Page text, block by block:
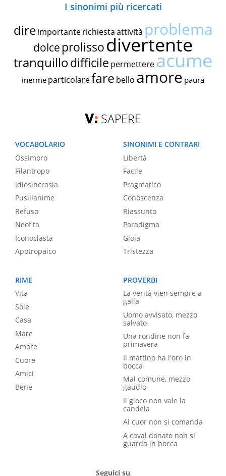
I sinonimi più ricercati
dire importante richiestaattività problema
dolce prolissodivertente
tranquillodifficile permettereacume
inerme particolarefare bello amore paura
SAPERE
VOCABOLARIO
Ossimoro
Filantropo
Idiosincrasia
Pusillanime
Refuso
Neofita
Iconoclasta
Apotropaico
SINONIMI E CONTRARI
Libertà
Facile
Pragmatico
Conoscenza
Riassunto
Paradigma
Gioia
Tristezza
RIME
Vita
Sole
Casa
Mare
Amore
Cuore
Amici
Bene
PROVERBI
La verità vien sempre a
galla
Uomo avvisato, mezzo
salvato
Una rondine non fa
primavera
Il mattino ha l'oro in
bocca
Mal comune, mezzo
gaudio
Il gioco non vale la
candela
Al cuor non si comanda
A caval donato non si
guarda in bocca
Seguici su